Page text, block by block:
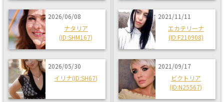
2026/06/08
ナタリア
(ID:SHM167)
2026/05/30
イリナ(ID:SH67)
2021/11/11
エカテリーナ
(ID:F210908)
2021/09/17
ビクトリア
(ID:N25567)